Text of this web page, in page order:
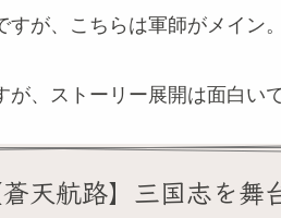
が、こちらは軍師がメイン。
、ストーリー展開は面白いで
天航路】三国志を舞